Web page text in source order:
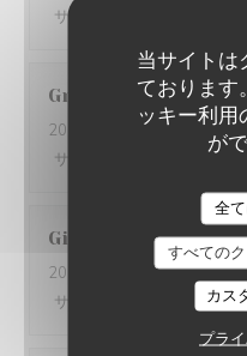
当サイトは
ております
ッキー利
が
全
すべての
カス
プラ
サービス
Graziella L
2026-08-01
- 20:30 - ゲス
サービス
: 4
Gilles
2026-07-29
- 19:45 - ゲス
サービス
雰囲気 :5/5